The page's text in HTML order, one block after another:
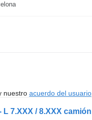
nuestro acuerdo del usuario.
7.XXX / 8.XXX camión